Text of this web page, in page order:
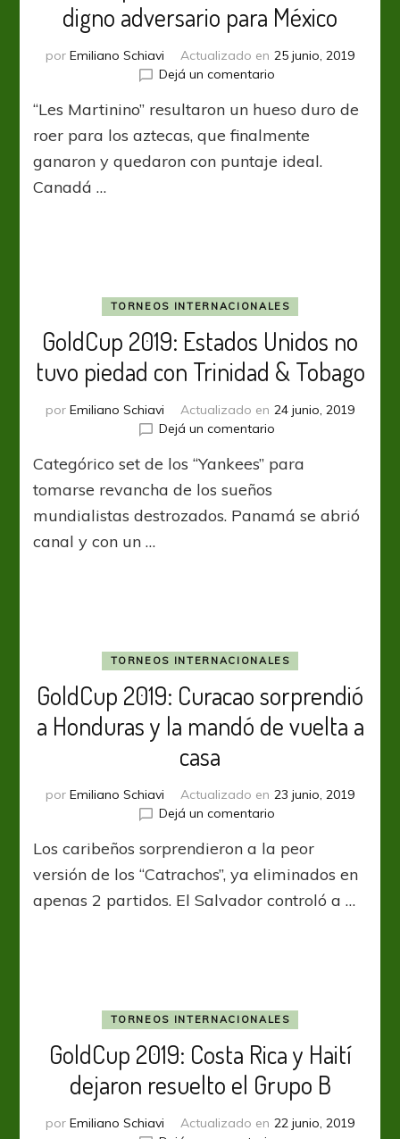
digno adversario para México
por Emiliano Schiavi Actualizado en 25 junio, 2019
Dejá un comentarioen
2019:
Martinica
un
“Les Martinino” resultaron un hueso duro de
roer para los aztecas, que finalmente
ganaron y quedaron con puntaje ideal.
Canadá …
TORNEOS INTERNACIONALES
GoldCup 2019: Estados Unidos no
tuvo piedad con Trinidad & Tobago
por Emiliano Schiavi Actualizado en 24 junio, 2019
Dejá un comentarioen
2019:
no
Categórico set de los “Yankees” para
tomarse revancha de los sueños
mundialistas destrozados. Panamá se abrió
canal y con un …
TORNEOS INTERNACIONALES
GoldCup 2019: Curacao sorprendió
a Honduras y la mandó de vuelta a
casa
por Emiliano Schiavi Actualizado en 23 junio, 2019
Dejá un comentarioen
2019:
Curacao
a
vuelta
casa
Los caribeños sorprendieron a la peor
versión de los “Catrachos”, ya eliminados en
apenas 2 partidos. El Salvador controló a …
TORNEOS INTERNACIONALES
GoldCup 2019: Costa Rica y Haití
dejaron resuelto el Grupo B
por Emiliano Schiavi Actualizado en 22 junio, 2019